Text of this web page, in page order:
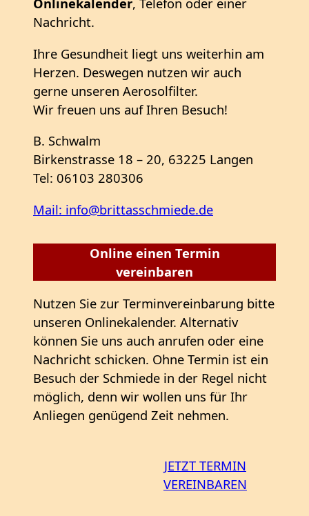
Nachricht.
Ihre Gesundheit liegt uns weiterhin am
Herzen. Deswegen nutzen wir auch
gerne unseren Aerosolfilter.
Wir freuen uns auf Ihren Besuch!
B. Schwalm
Birkenstrasse 18 – 20, 63225 Langen
Tel: 06103 280306
Mail: info@brittasschmiede.de
Online einen Termin
vereinbaren
Nutzen Sie zur Terminvereinbarung bitte
unseren Onlinekalender. Alternativ
können Sie uns auch anrufen oder eine
Nachricht schicken. Ohne Termin ist ein
Besuch der Schmiede in der Regel nicht
möglich, denn wir wollen uns für Ihr
Anliegen genügend Zeit nehmen.
JETZT TERMIN
VEREINBAREN